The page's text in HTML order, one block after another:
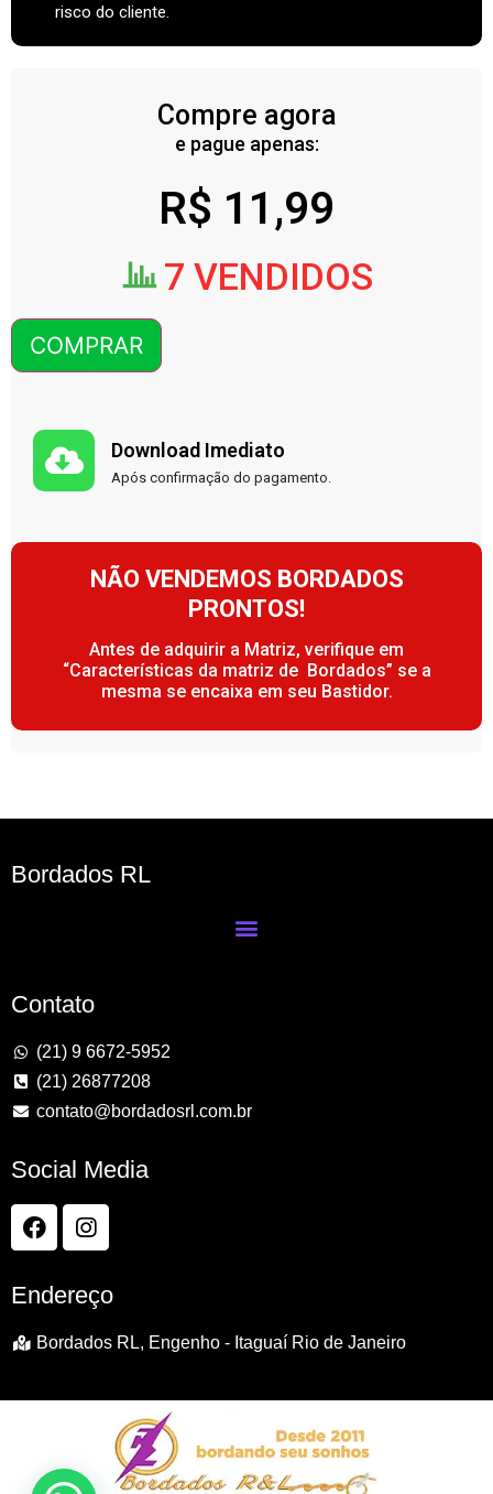
risco do cliente.
Compre agora
e pague apenas:
R$ 11,99
7 VENDIDOS
COMPRAR
Download Imediato
Após confirmação do pagamento.
NÃO VENDEMOS BORDADOS
PRONTOS!
Antes de adquirir a Matriz, verifique em
“Características da matriz de Bordados” se a
mesma se encaixa em seu Bastidor.
Bordados RL
Contato
(21) 9 6672-5952
(21) 26877208
contato@bordadosrl.com.br
Social Media
Endereço
Bordados RL, Engenho - Itaguaí Rio de Janeiro